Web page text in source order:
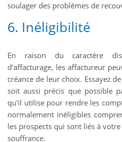
soulager des problèmes de
6. Inéligibilité
En raison du caractère
d'affacturage, les affactureur
créance de leur choix. Essayez
soit aussi précis que possible
qu'il utilise pour rendre les
normalement inéligibles
les prospects qui sont liés à
souffrance.